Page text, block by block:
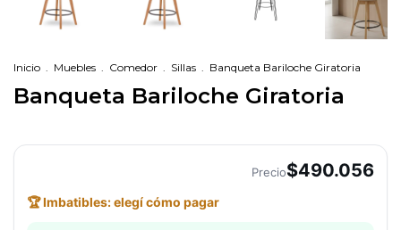
Inicio . Muebles . Comedor . Sillas . Banqueta Bariloche Giratoria
Banqueta Bariloche Giratoria
Precio$490.056
🏆 Imbatibles: elegí cómo pagar